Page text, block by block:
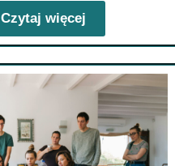
Czytaj więcej